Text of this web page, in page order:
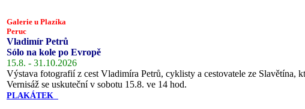
Galerie u Plazíka
Peruc
Vladimír Petrů
Sólo na kole po Evropě
15.8. - 31.10.2026
Výstava fotografií z cest Vladimíra Petrů, cyklisty a cestovatele ze Slavětína,
Vernisáž se uskuteční v sobotu 15.8. ve 14 hod.
PLAKÁTEK